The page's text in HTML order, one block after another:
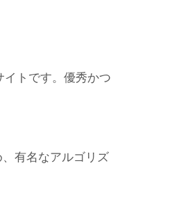
トです。優秀かつ
有名なアルゴリズ